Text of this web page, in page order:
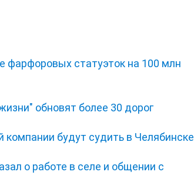
фарфоровых статуэток на 100 млн
обновят более 30 дорог
будут судить в Челябинске
о работе в селе и общении с